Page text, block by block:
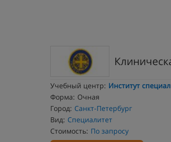
Учебный центр: Институт
Форма: Очная
Город: Санкт-Петербург
Вид: Специалитет
Стоимость: По запросу